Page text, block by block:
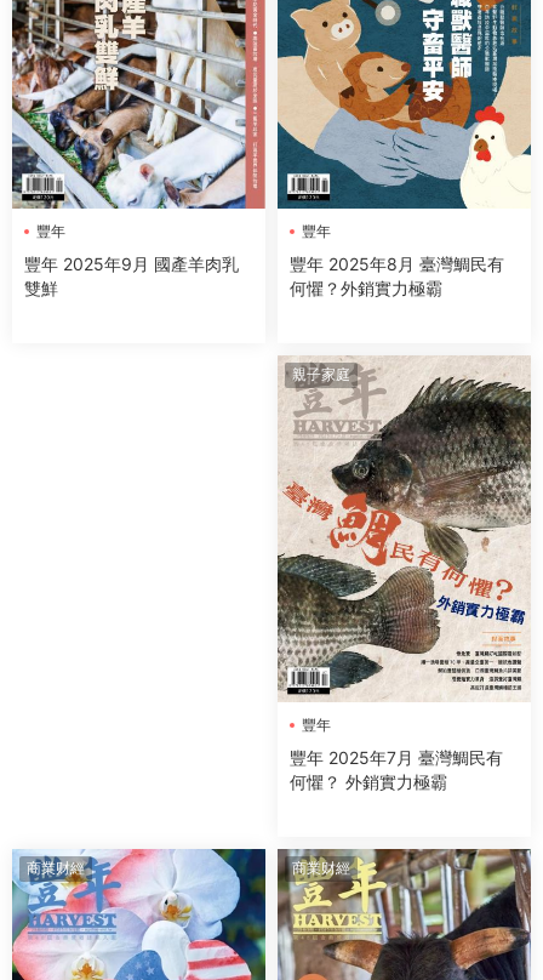
豐年
豐年 2025年9月 國產羊肉乳
雙鮮
豐年
豐年 2025年8月 臺灣鯛民有
何懼？外銷實力極霸
親子家庭
豐年
豐年 2025年7月 臺灣鯛民有
何懼？ 外銷實力極霸
商業财經 商業财經